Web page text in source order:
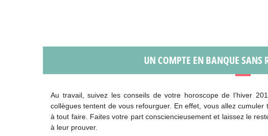
UN COMPTE EN BANQUE SANS
Au travail, suivez les conseils de votre horoscope de l’hiver
collègues tentent de vous refourguer. En effet, vous allez
à tout faire. Faites votre part consciencieusement et laissez le
à leur prouver.